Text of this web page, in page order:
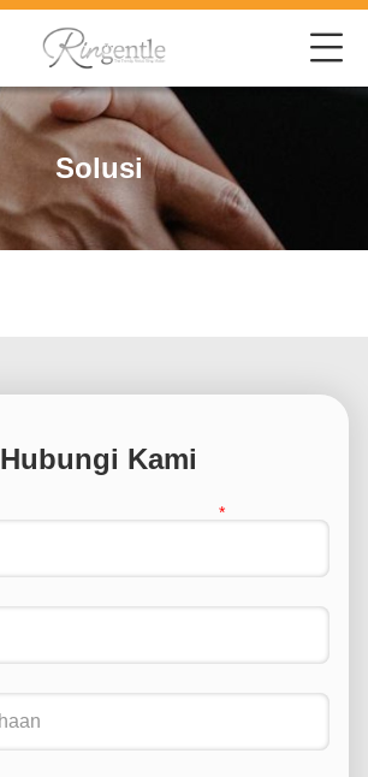
Solusi
Hubungi Kami